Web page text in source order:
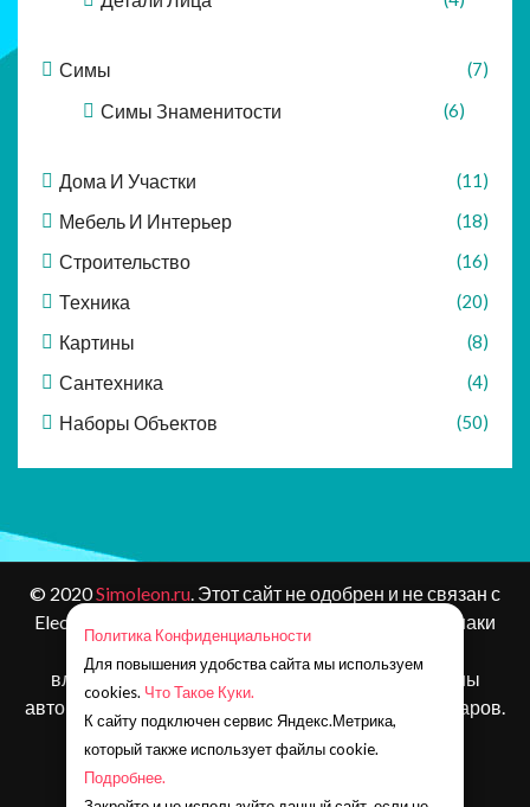
Симы (7)
Симы Знаменитости (6)
Дома И Участки (11)
Мебель И Интерьер (18)
Строительство (16)
Техника (20)
Картины (8)
Сантехника (4)
Наборы Объектов (50)
© 2020Simoleon.ru. Этот сайт не одобрен и не связан с
Electronic Arts или ее лицензиарами. Товарные знаки
являются собственностью соответствующих
владельцев. Контент и материалы игр защищены
авторским правом Electronic Arts Inc. и ее лицензиаров.
Все права защищены.
Наша почта:
simoleonru@yandex.ru
Политика Конфиденциальности
Для повышения удобства сайта мы используем
cookies. Что Такое Куки.
К сайту подключен сервис Яндекс.Метрика,
который также использует файлы cookie.
Подробнее.